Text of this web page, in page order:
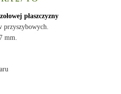
płaszczyzny
mm.